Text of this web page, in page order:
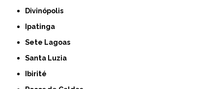
Divinópolis
Ipatinga
Sete Lagoas
Santa Luzia
Ibirité